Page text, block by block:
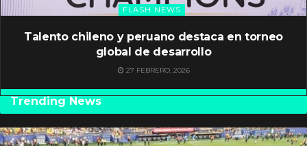
FLASH NEWS
Talento chileno y peruano destaca en torneo
global de desarrollo
27 FEBRERO, 2026
Trending News